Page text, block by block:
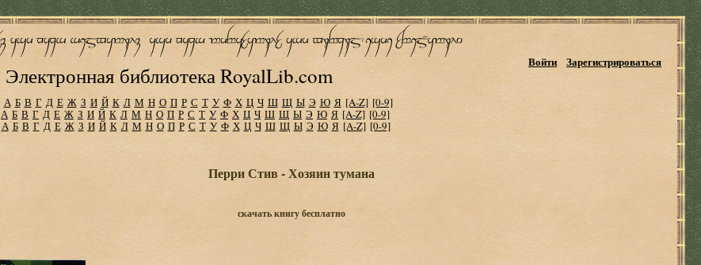
Электронная библиотека RoyalLib.com
Войти Зарегистрироваться
А Б В Г Д Е Ж З И Й К Л М Н О П Р С Т У Ф Х Ц Ч Ш Щ Ы Э Ю Я [A-Z] [0-9]
А Б В Г Д Е Ж З И Й К Л М Н О П Р С Т У Ф Х Ц Ч Ш Щ Ы Э Ю Я [A-Z] [0-9]
А Б В Г Д Е Ж З И Й К Л М Н О П Р С Т У Ф Х Ц Ч Ш Щ Ы Э Ю Я [A-Z] [0-9]
Перри Стив - Хозяин тумана
скачать книгу бесплатно